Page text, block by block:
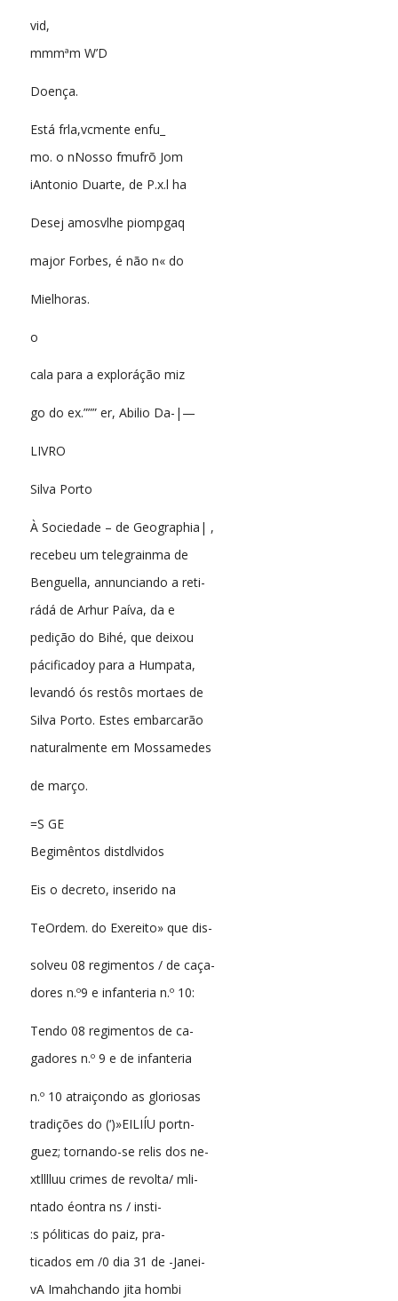
vid,
mmmªm W’D
Doença.
Está frla,vcmente enfu_
mo. o nNosso fmufrõ Jom
iAntonio Duarte, de P.x.l ha
Desej amosvlhe piompgaq
major Forbes, é não n« do
Mielhoras.
o
cala para a exploráção miz
go do ex.””” er, Abilio Da-|—
LIVRO
Silva Porto
À Sociedade – de Geographia| ,
recebeu um telegrainma de
Benguella, annunciando a reti-
rádá de Arhur Paíva, da e
pedição do Bihé, que deixou
pácificadoy para a Humpata,
levandó ós restôs mortaes de
Silva Porto. Estes embarcarão
naturalmente em Mossamedes
de março.
=S GE
Begimêntos distdlvidos
Eis o decreto, inserido na
TeOrdem. do Exereito» que dis-
solveu 08 regimentos / de caça-
dores n.º9 e infanteria n.º 10:
Tendo 08 regimentos de ca-
gadores n.º 9 e de infanteria
n.º 10 atraiçondo as gloriosas
tradições do (‘)»EILIÍU portn-
guez; tornando-se relis dos ne-
xtlllluu crimes de revolta/ mli-
ntado éontra ns / insti-
:s póliticas do paiz, pra-
ticados em /0 dia 31 de -Janei-
vA Imahchando jita hombi